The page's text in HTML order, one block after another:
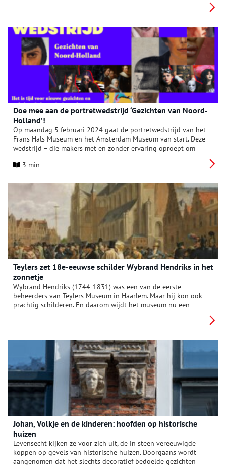
Doe mee aan de portretwedstrijd ‘Gezichten van Noord-
Holland’!
Op maandag 5 februari 2024 gaat de portretwedstrijd van het
Frans Hals Museum en het Amsterdam Museum van start. Deze
wedstrijd – die makers met en zonder ervaring oproept om
om de diversiteit van de provincie vast te leggen. De nieuwe
Gezichten van Noord-Holland tentoonstellingen in het
Amsterdam Museum in 2024 en in het Frans Hals Museum in
2025.
3 min
Teylers zet 18e-eeuwse schilder Wybrand Hendriks in het
zonnetje
Wybrand Hendriks (1744-1831) was een van de eerste
beheerders van Teylers Museum in Haarlem. Maar hij kon ook
prachtig schilderen. En daarom wijdt het museum nu een
Johan, Volkje en de kinderen: hoofden op historische
huizen
Levensecht kijken ze voor zich uit, de in steen vereeuwigde
koppen op gevels van historische huizen. Doorgaans wordt
aangenomen dat het slechts decoratief bedoelde gezichten